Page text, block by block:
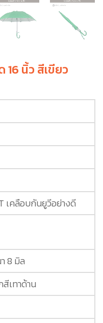
16 นิ้ว สีเขียว
เคลือบกันยูวีอย่างดี
8 มิล
เทาด้าน